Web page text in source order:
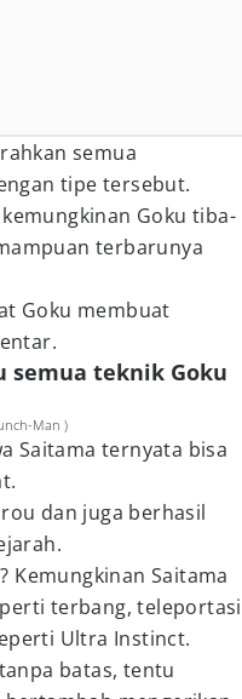
semua
tipe tersebut.
Goku tiba-
terbarunya
Goku membuat
semua teknik Goku
Man )
Saitama ternyata bisa
dan juga berhasil
Kemungkinan Saitama
terbang, teleportasi
Ultra Instinct.
batas, tentu